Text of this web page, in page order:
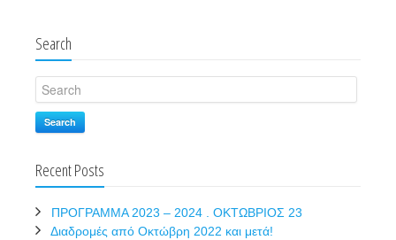
Search
Search
Recent Posts
ΠΡΟΓΡΑΜΜΑ 2023 – 2024 . ΟΚΤΩΒΡΙΟΣ 23
Διαδρομές από Οκτώβρη 2022 και μετά!